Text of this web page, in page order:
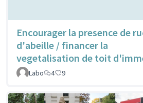
Encourager la presence de
d'abeille / financer la
vegetalisation de toit
Labo
4 9